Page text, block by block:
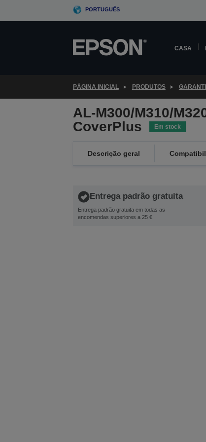
PORTUGUÊS
CASA
PÁGINA INICIAL PRODUTOS
AL-M300/M310/
CoverPlus
Em stock
Descrição geral
Entrega padrão gratuita
Entrega padrão gratuita em todas as
encomendas superiores a 25 €